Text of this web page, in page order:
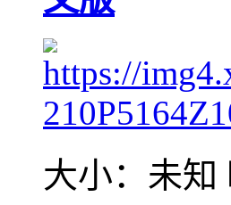
大小：未知